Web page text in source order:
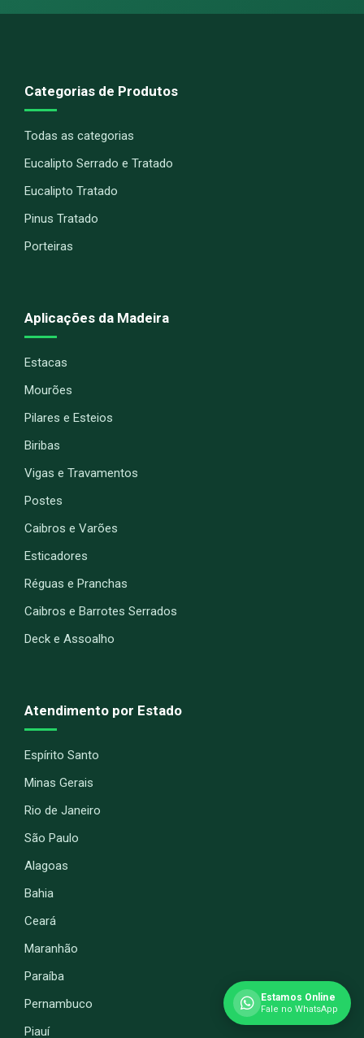
Categorias de Produtos
Todas as categorias
Eucalipto Serrado e Tratado
Eucalipto Tratado
Pinus Tratado
Porteiras
Aplicações da Madeira
Estacas
Mourões
Pilares e Esteios
Biribas
Vigas e Travamentos
Postes
Caibros e Varões
Esticadores
Réguas e Pranchas
Caibros e Barrotes Serrados
Deck e Assoalho
Atendimento por Estado
Espírito Santo
Minas Gerais
Rio de Janeiro
São Paulo
Alagoas
Bahia
Ceará
Maranhão
Paraíba
Pernambuco
Piauí
Estamos Online
Fale no WhatsApp